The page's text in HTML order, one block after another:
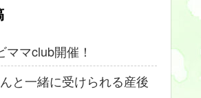
マclub開催！
と一緒に受けられる産後